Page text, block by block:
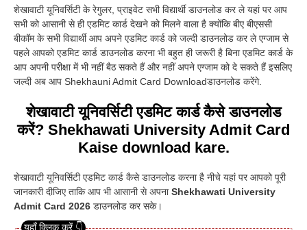
शेखावाटी यूनिवर्सिटी के रेगुलर, प्राइवेट सभी विद्यार्थी डाउनलोड कर ले यहां पर आप
सभी को आसानी से ही एडमिट कार्ड देखने को मिलने वाला है क्योंकि बीए बीएससी
बीकॉम के सभी विद्यार्थी आप अपने एडमिट कार्ड को जल्दी डाउनलोड कर ले एग्जाम से
पहले आपको एडमिट कार्ड डाउनलोड करना भी बहुत ही जरूरी है बिना एडमिट कार्ड के
आप अपनी परीक्षा में भी नहीं बैठ सकते हैं और नहीं अपने एग्जाम को दे सकते हैं इसलिए
जल्दी अब आप Shekhauni Admit Card Downloadडाउनलोड करेंगे.
शेखावाटी यूनिवर्सिटी एडमिट कार्ड कैसे डाउनलोड
करें? Shekhawati University Admit Card
Kaise download kare.
शेखावाटी यूनिवर्सिटी एडमिट कार्ड कैसे डाउनलोड करना है नीचे यहां पर आपको पूरी
जानकारी दीजिए ताकि आप भी आसानी से अपनाShekhawati University
Admit Card 2026 डाउनलोड कर सके।